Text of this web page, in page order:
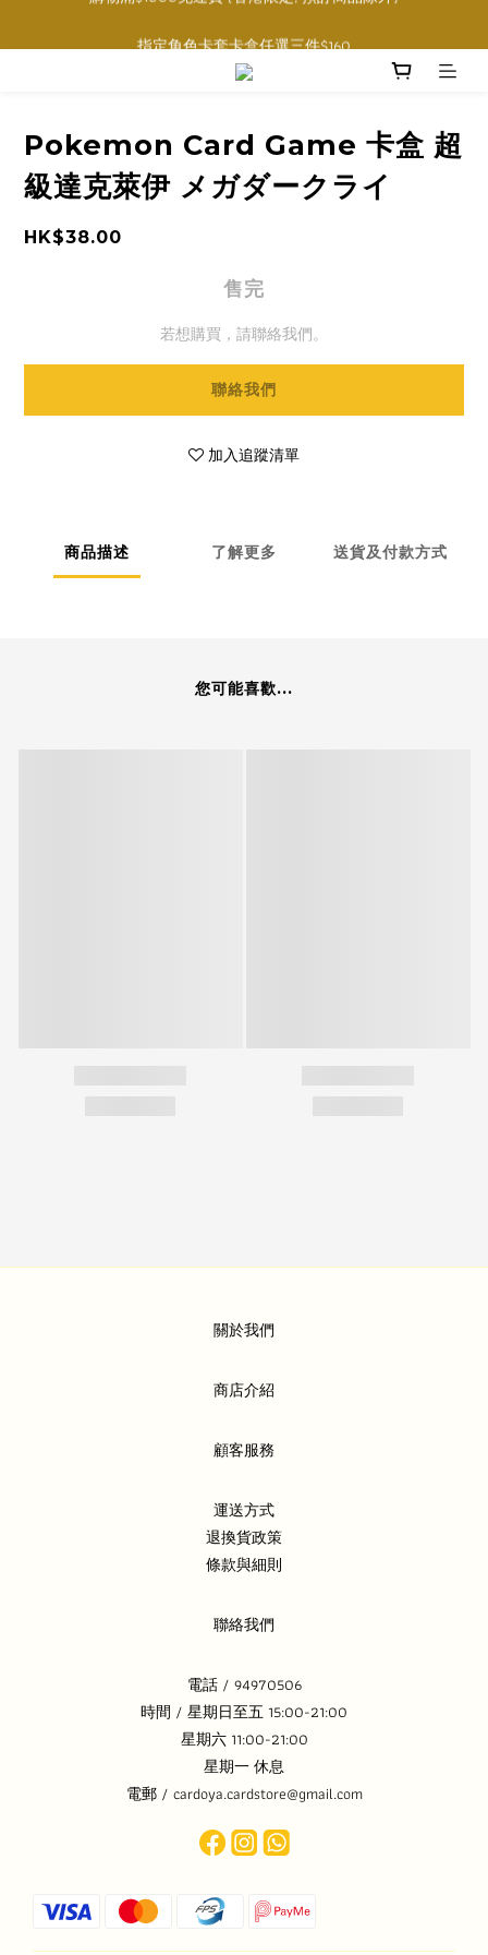
指定角色卡套卡盒任選三件$160
購物滿$1000免運費 (香港限定, 預訂商品除外)
Pokemon Card Game 卡盒 超
級達克萊伊 メガダークライ
HK$38.00
售完
若想購買，請聯絡我們。
聯絡我們
加入追蹤清單
商品描述 了解更多 送貨及付款方式
您可能喜歡...
關於我們
商店介紹
顧客服務
運送方式
退換貨政策
條款與細則
聯絡我們
電話 / 94970506
時間 / 星期日至五 15:00-21:00
星期六 11:00-21:00
星期一 休息
電郵 / cardoya.cardstore@gmail.com